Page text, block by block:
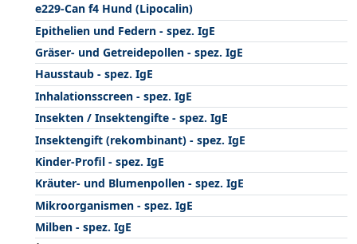
e229-Can f4 Hund (Lipocalin)
Epithelien und Federn - spez. IgE
Gräser- und Getreidepollen - spez. IgE
Hausstaub - spez. IgE
Inhalationsscreen - spez. IgE
Insekten / Insektengifte - spez. IgE
Insektengift (rekombinant) - spez. IgE
Kinder-Profil - spez. IgE
Kräuter- und Blumenpollen - spez. IgE
Mikroorganismen - spez. IgE
Milben - spez. IgE